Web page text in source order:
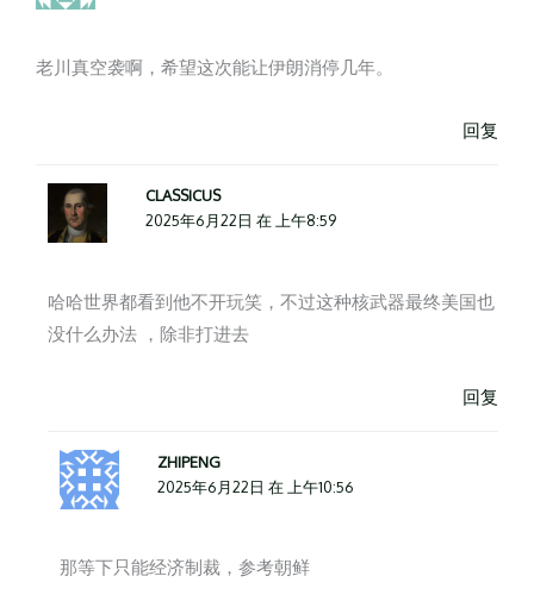
老川真空袭啊，希望这次能让伊朗消停几年。
回复
CLASSICUS
2025年6月22日 在 上午8:59
哈哈世界都看到他不开玩笑，不过这种核武器最终美国也
没什么办法 ，除非打进去
回复
ZHIPENG
2025年6月22日 在 上午10:56
那等下只能经济制裁，参考朝鲜